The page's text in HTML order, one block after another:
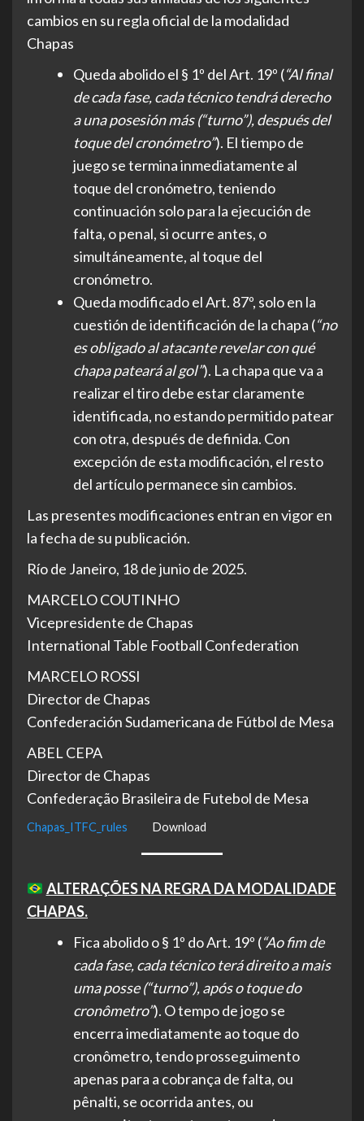
cambios en su regla oficial de la modalidad
Chapas
Queda abolido el § 1º del Art. 19º (“Al final
de cada fase, cada técnico tendrá derecho
a una posesión más (“turno”), después del
toque del cronómetro”). El tiempo de
juego se termina inmediatamente al
toque del cronómetro, teniendo
continuación solo para la ejecución de
falta, o penal, si ocurre antes, o
simultáneamente, al toque del
cronómetro.
Queda modificado el Art. 87º, solo en la
cuestión de identificación de la chapa (“no
es obligado al atacante revelar con qué
chapa pateará al gol”). La chapa que va a
realizar el tiro debe estar claramente
identificada, no estando permitido patear
con otra, después de definida. Con
excepción de esta modificación, el resto
del artículo permanece sin cambios.
Las presentes modificaciones entran en vigor en
la fecha de su publicación.
Río de Janeiro, 18 de junio de 2025.
MARCELO COUTINHO
Vicepresidente de Chapas
International Table Football Confederation
MARCELO ROSSI
Director de Chapas
Confederación Sudamericana de Fútbol de Mesa
ABEL CEPA
Director de Chapas
Confederação Brasileira de Futebol de Mesa
Chapas_ITFC_rules Download
ALTERAÇÕES NA REGRA DA MODALIDADE
CHAPAS.
Fica abolido o § 1º do Art. 19º (“Ao fim de
cada fase, cada técnico terá direito a mais
uma posse (“turno”), após o toque do
cronômetro”). O tempo de jogo se
encerra imediatamente ao toque do
cronômetro, tendo prosseguimento
apenas para a cobrança de falta, ou
pênalti, se ocorrida antes, ou